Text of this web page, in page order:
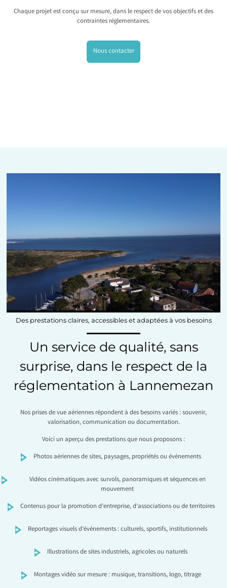
Chaque projet est conçu sur mesure, dans le respect de vos objectifs et des
contraintes réglementaires.
Nous contacter
Des prestations claires, accessibles et adaptées à vos besoins
Un service de qualité, sans
surprise, dans le respect de la
réglementation à Lannemezan
Nos prises de vue aériennes répondent à des besoins variés : souvenir,
valorisation, communication ou documentation.
Voici un aperçu des prestations que nous proposons :
Photos aériennes de sites, paysages, propriétés ou événements
Vidéos cinématiques avec survols, panoramiques et séquences en
mouvement
Contenus pour la promotion d’entreprise, d’associations ou de territoires
Reportages visuels d’événements : culturels, sportifs, institutionnels
Illustrations de sites industriels, agricoles ou naturels
Montages vidéo sur mesure : musique, transitions, logo, titrage